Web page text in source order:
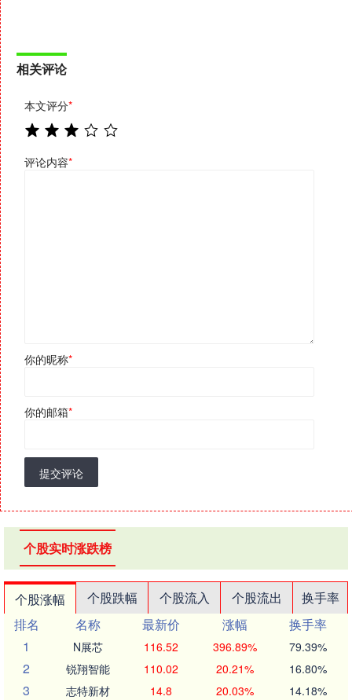
相关评论
本文评分*
评论内容*
你的昵称*
你的邮箱*
提交评论
个股实时涨跌榜
个股涨幅 个股跌幅 个股流入 个股流出
换手率
排名
名称 最新价 涨幅
换手率
1
N展芯 116.52 396.89% 79.39%
2 锐翔智能 110.02 20.21% 16.80%
3 志特新材 14.8 20.03% 14.18%